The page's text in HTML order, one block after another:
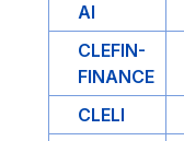
AI
CLEFIN-
FINANCE
CLELI